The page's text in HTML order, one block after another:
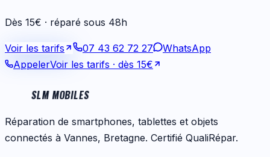
Dès 15€ · réparé sous 48h
Voir les tarifs 07 43 62 72 27
WhatsApp
AppelerVoir les tarifs · dès 15€
SLM MOBILES
Réparation de smartphones, tablettes et objets
connectés à Vannes, Bretagne. Certifié QualiRépar.